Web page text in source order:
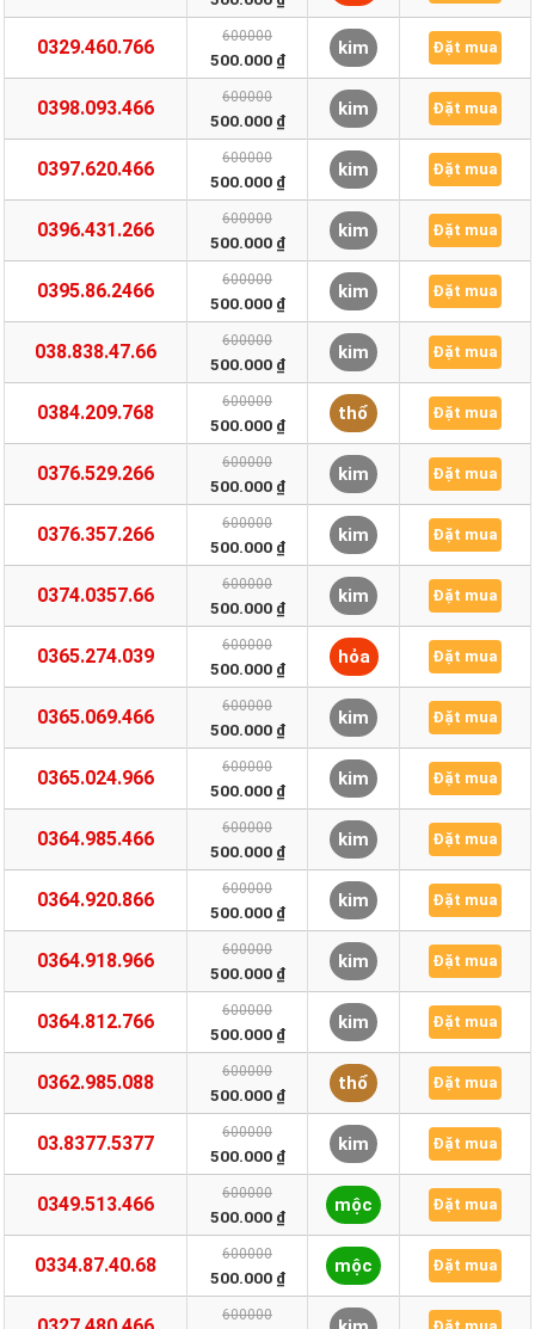
0329.460.766 600000
500.000 ₫
kim Đặt mua
0398.093.466 600000
500.000 ₫
kim Đặt mua
0397.620.466 600000
500.000 ₫
kim Đặt mua
0396.431.266 600000
500.000 ₫
kim Đặt mua
0395.86.2466 600000
500.000 ₫
kim Đặt mua
038.838.47.66 600000
500.000 ₫
kim Đặt mua
0384.209.768 600000
500.000 ₫
thổ Đặt mua
0376.529.266 600000
500.000 ₫
kim Đặt mua
0376.357.266 600000
500.000 ₫
kim Đặt mua
0374.0357.66 600000
500.000 ₫
kim Đặt mua
0365.274.039 600000
500.000 ₫
hỏa Đặt mua
0365.069.466 600000
500.000 ₫
kim Đặt mua
0365.024.966 600000
500.000 ₫
kim Đặt mua
0364.985.466 600000
500.000 ₫
kim Đặt mua
0364.920.866 600000
500.000 ₫
kim Đặt mua
0364.918.966 600000
500.000 ₫
kim Đặt mua
0364.812.766 600000
500.000 ₫
kim Đặt mua
0362.985.088 600000
500.000 ₫
thổ Đặt mua
03.8377.5377 600000
500.000 ₫
kim Đặt mua
0349.513.466 600000
500.000 ₫
mộc Đặt mua
0334.87.40.68 600000
500.000 ₫
mộc Đặt mua
600000